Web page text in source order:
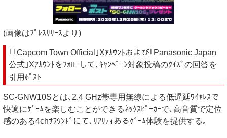
(画像はﾌﾟﾚｽﾘﾘｰｽより)
｢｢Capcom Town Official｣Xｱｶｳﾝﾄおよび｢Panasonic Japan
公式｣Xｱｶｳﾝﾄをﾌｫﾛｰして､ｷｬﾝﾍﾟｰﾝ対象投稿のｸｲｽﾞの回答を
引用ﾎﾟｽﾄ
SC-GNW10Sとは､2.4 GHz帯専用無線による低遅延ﾜｲﾔﾚｽで
快適にｹﾞｰﾑを楽しむことができるﾈｯｸｽﾋﾟｰｶｰで､高音質で定位
感のある4chｻﾗｳﾝﾄﾞにて､ﾘｱﾘﾃｨあるｹﾞｰﾑ体験を提供する｡